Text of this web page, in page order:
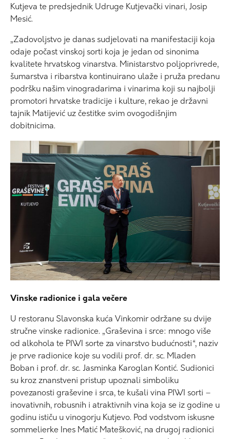
Kutjeva te predsjednik Udruge Kutjevački vinari, Josip
Mesić.
„Zadovoljstvo je danas sudjelovati na manifestaciji koja
odaje počast vinskoj sorti koja je jedan od sinonima
kvalitete hrvatskog vinarstva. Ministarstvo poljoprivrede,
šumarstva i ribarstva kontinuirano ulaže i pruža predanu
podršku našim vinogradarima i vinarima koji su najbolji
promotori hrvatske tradicije i kulture, rekao je državni
tajnik Matijević uz čestitke svim ovogodišnjim
dobitnicima.
Vinske radionice i gala večere
U restoranu Slavonska kuća Vinkomir održane su dvije
stručne vinske radionice. „Graševina i srce: mnogo više
od alkohola te PIWI sorte za vinarstvo budućnosti“, naziv
je prve radionice koje su vodili prof. dr. sc. Mladen
Boban i prof. dr. sc. Jasminka Karoglan Kontić. Sudionici
su kroz znanstveni pristup upoznali simboliku
povezanosti graševine i srca, te kušali vina PIWI sorti –
inovativnih, robusnih i atraktivnih vina koja se iz godine u
godinu ističu u vinogorju Kutjevo. Pod vodstvom iskusne
sommelierke Ines Matić Matešković, na drugoj radionici